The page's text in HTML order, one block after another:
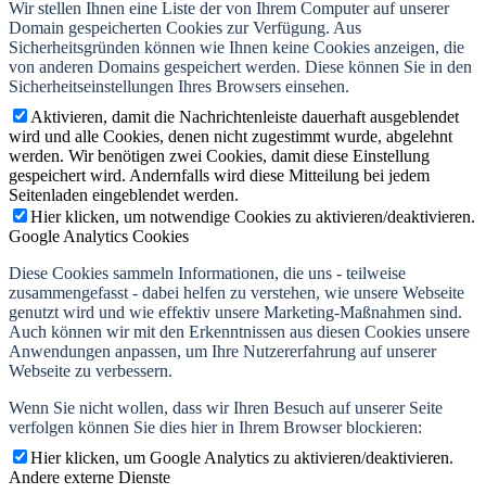
Wir stellen Ihnen eine Liste der von Ihrem Computer auf unserer
Domain gespeicherten Cookies zur Verfügung. Aus
Sicherheitsgründen können wie Ihnen keine Cookies anzeigen, die
von anderen Domains gespeichert werden. Diese können Sie in den
Sicherheitseinstellungen Ihres Browsers einsehen.
Aktivieren, damit die Nachrichtenleiste dauerhaft ausgeblendet
wird und alle Cookies, denen nicht zugestimmt wurde, abgelehnt
werden. Wir benötigen zwei Cookies, damit diese Einstellung
gespeichert wird. Andernfalls wird diese Mitteilung bei jedem
Seitenladen eingeblendet werden.
Hier klicken, um notwendige Cookies zu aktivieren/deaktivieren.
Google Analytics Cookies
Diese Cookies sammeln Informationen, die uns - teilweise
zusammengefasst - dabei helfen zu verstehen, wie unsere Webseite
genutzt wird und wie effektiv unsere Marketing-Maßnahmen sind.
Auch können wir mit den Erkenntnissen aus diesen Cookies unsere
Anwendungen anpassen, um Ihre Nutzererfahrung auf unserer
Webseite zu verbessern.
Wenn Sie nicht wollen, dass wir Ihren Besuch auf unserer Seite
verfolgen können Sie dies hier in Ihrem Browser blockieren:
Hier klicken, um Google Analytics zu aktivieren/deaktivieren.
Andere externe Dienste